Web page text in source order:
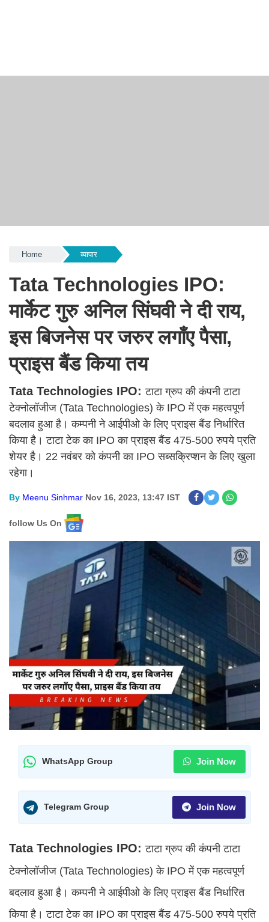
Home व्यापार
Tata Technologies IPO:
मार्केट गुरु अनिल सिंघवी ने दी राय,
इस बिजनेस पर जरुर लगाँए पैसा,
प्राइस बैंड किया तय
Tata Technologies IPO:टाटा ग्रुप की कंपनी टाटा
टेक्नोलॉजीज (Tata Technologies) के IPO में एक महत्वपूर्ण
बदलाव हुआ है। कम्पनी ने आईपीओ के लिए प्राइस बैंड निर्धारित
किया है। टाटा टेक का IPO का प्राइस बैंड 475-500 रुपये प्रति
शेयर है। 22 नवंबर को कंपनी का IPO सब्सक्रिप्शन के लिए खुला
रहेगा।
By Meenu Sinhmar Nov 16, 2023, 13:47 IST
follow Us On
WhatsApp Group Join Now
Telegram Group Join Now
Tata Technologies IPO:टाटा ग्रुप की कंपनी टाटा
टेक्नोलॉजीज (Tata Technologies) के IPO में एक महत्वपूर्ण
बदलाव हुआ है। कम्पनी ने आईपीओ के लिए प्राइस बैंड निर्धारित
किया है। टाटा टेक का IPO का प्राइस बैंड 475-500 रुपये प्रति